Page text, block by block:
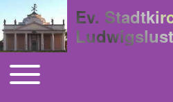
Ev.
Ludwigslust
Hauptnavigation
Toggle main menu